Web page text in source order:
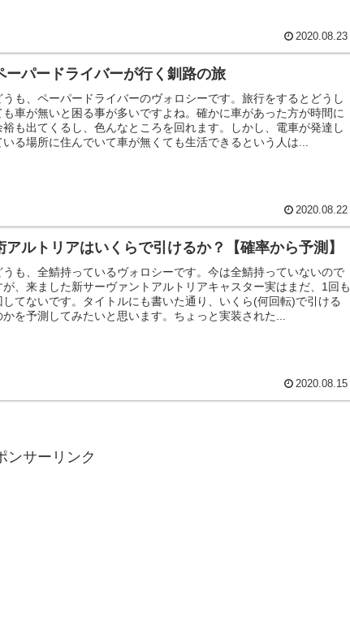
2020.08.23
ーパードライバーが行く釧路の旅
うも、ペーパードライバーのヴォロシーです。旅行をするとどうし
も車が無いと困る事が多いですよね。確かに車があった方が時間に
裕も出てくるし、色んなところを回れます。しかし、電車が発達し
いる場所に住んでいて車が無くても生活できるという人は...
2020.08.22
アルトリアはいくらで引けるか？【確率から予測】
うも、全鯖持っているヴォロシーです。今は全鯖持っていないので
が、来ました新サーヴァントアルトリアキャスター実はまだ、1回も
してないです。タイトルにも書いた通り、いくら(何回転)で引ける
かを予測してみたいと思います。ちょっと実装された...
2020.08.15
ンサーリンク